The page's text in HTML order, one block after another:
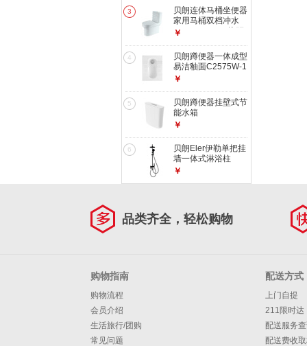
3
贝朗连体马桶坐便器
家用马桶双档冲水
C21273W 400坑距
￥
4
贝朗蹲便器一体成型
易洁釉面C2575W-1
￥
5
贝朗蹲便器挂壁式节
能水箱
￥
6
贝朗Eler伊勒单把挂
墙一体式淋浴柱
F6425238BW-A
￥
品类齐全，轻松购物
购物指南
购物流程
会员介绍
生活旅行/团购
常见问题
配送方式
上门自提
211限时达
配送服务
配送费收